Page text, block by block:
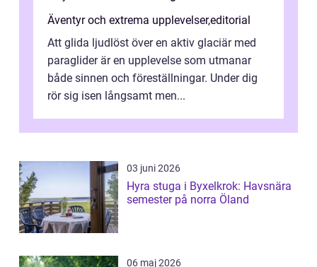
Äventyr och extrema upplevelser,editorial
Att glida ljudlöst över en aktiv glaciär med
paraglider är en upplevelse som utmanar
både sinnen och föreställningar. Under dig
rör sig isen långsamt men...
03 juni 2026
Hyra stuga i Byxelkrok: Havsnära
semester på norra Öland
06 maj 2026